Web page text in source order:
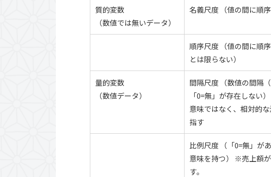
質的変数
（数値では無いデータ）
名義尺度 （値の間に順
順序尺度 （値の間に順
とは限らない）
量的変数
（数値データ）
間隔尺度 （数値の間隔
「0=無」が存在しない
意味ではなく、相対的
指す
比例尺度 （「0=無」が
意味を持つ） ※売上額
す。